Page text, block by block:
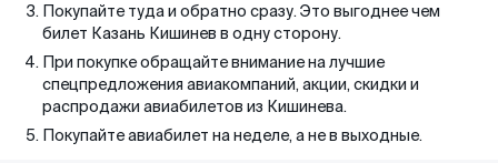
Покупайте туда и обратно сразу. Это выгоднее чем
билет Казань Кишинев в одну сторону.
При покупке обращайте внимание на лучшие
спецпредложения авиакомпаний, акции, скидки и
распродажи авиабилетов из Кишинева.
Покупайте авиабилет на неделе, а не в выходные.